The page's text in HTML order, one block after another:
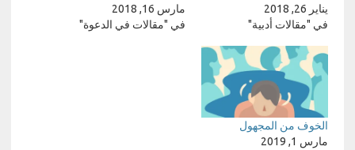
يناير 26, 2018
في "مقالات أدبية"
مارس 16, 2018
في "مقالات في الدعوة"
الخوف من المجهول
مارس 1, 2019